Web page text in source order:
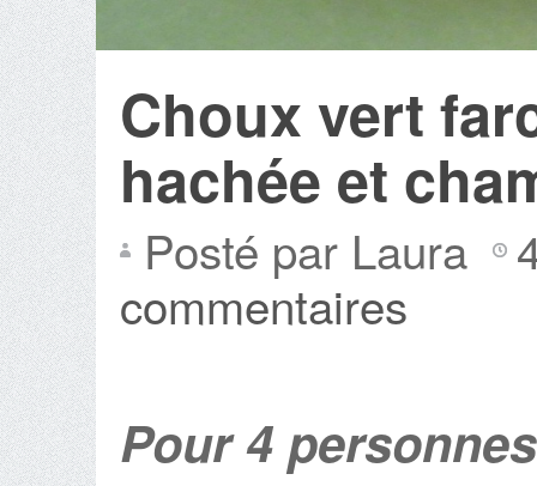
Choux vert
hachée et
Posté par Laura
commentaires
Pour 4 personnes